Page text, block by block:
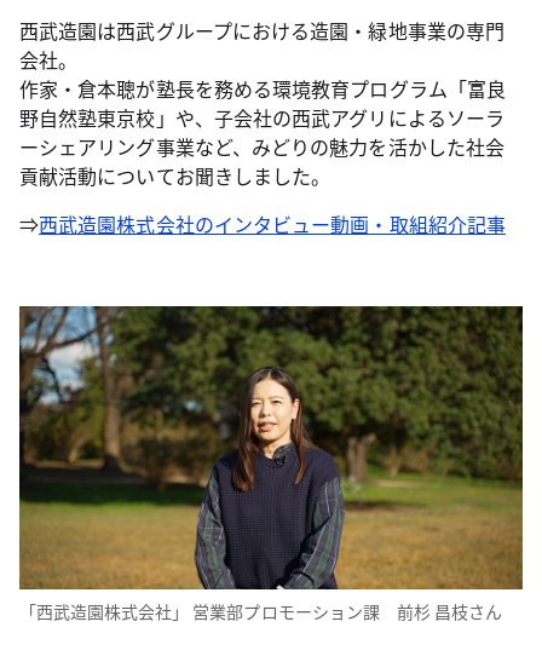
西武造園は西武グループにおける造園・緑地事業の専門
会社。
作家・倉本聰が塾長を務める環境教育プログラム「富良
野自然塾東京校」や、子会社の西武アグリによるソーラ
ーシェアリング事業など、みどりの魅力を活かした社会
貢献活動についてお聞きしました。
⇒西武造園株式会社のインタビュー動画・取組紹介記事
「西武造園株式会社」 営業部プロモーション課 前杉 昌枝さん